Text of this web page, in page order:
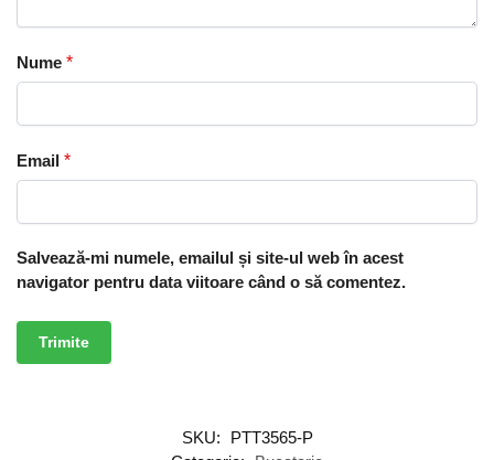
Nume *
Email *
Salvează-mi numele, emailul și site-ul web în acest
navigator pentru data viitoare când o să comentez.
SKU:
PTT3565-P